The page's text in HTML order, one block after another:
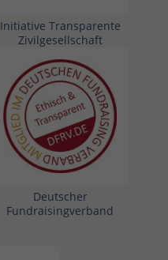
Initiative Transparente
Zivilgesellschaft
Deutscher
Fundraisingverband